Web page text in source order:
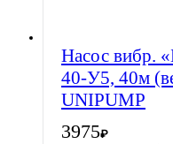
Насос вибр.
40-У5, 40м
UNIPUMP
3975₽